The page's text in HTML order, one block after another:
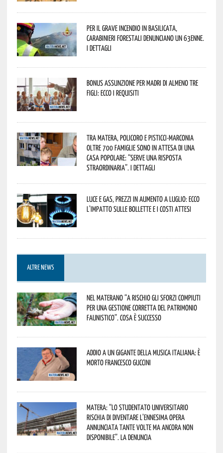
Per il grave incendio in Basilicata,
Carabinieri forestali denunciano un 63enne.
I dettagli
Bonus assunzione per madri di almeno tre
figli: ecco i requisiti
Tra Matera, Policoro e Pisticci-Marconia
oltre 700 famiglie sono in attesa di una
casa popolare: “serve una risposta
straordinaria”. I dettagli
Luce e gas, prezzi in aumento a luglio: ecco
l’impatto sulle bollette e i costi attesi
ALTRE NEWS
Nel materano “a rischio gli sforzi compiuti
per una gestione corretta del patrimonio
faunistico”. Cosa è successo
Addio a un gigante della musica italiana: è
morto Francesco Guccini
Matera: “Lo studentato universitario
rischia di diventare l’ennesima opera
annunciata tante volte ma ancora non
disponibile”. La denuncia